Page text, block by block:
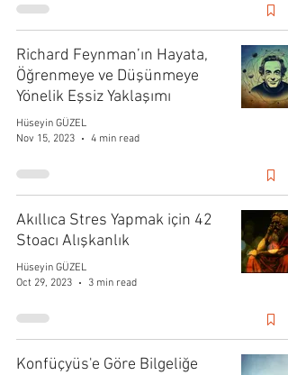
Richard Feynman’ın Hayata,
Öğrenmeye ve Düşünmeye
Yönelik Eşsiz Yaklaşımı
Hüseyin GÜZEL
Nov 15, 2023
4 min read
Akıllıca Stres Yapmak için 42
Stoacı Alışkanlık
Hüseyin GÜZEL
Oct 29, 2023
3 min read
Konfüçyüs'e Göre Bilgeliğe